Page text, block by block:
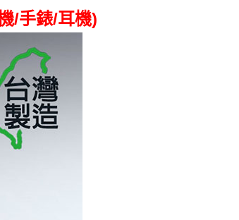
/手錶/耳機)